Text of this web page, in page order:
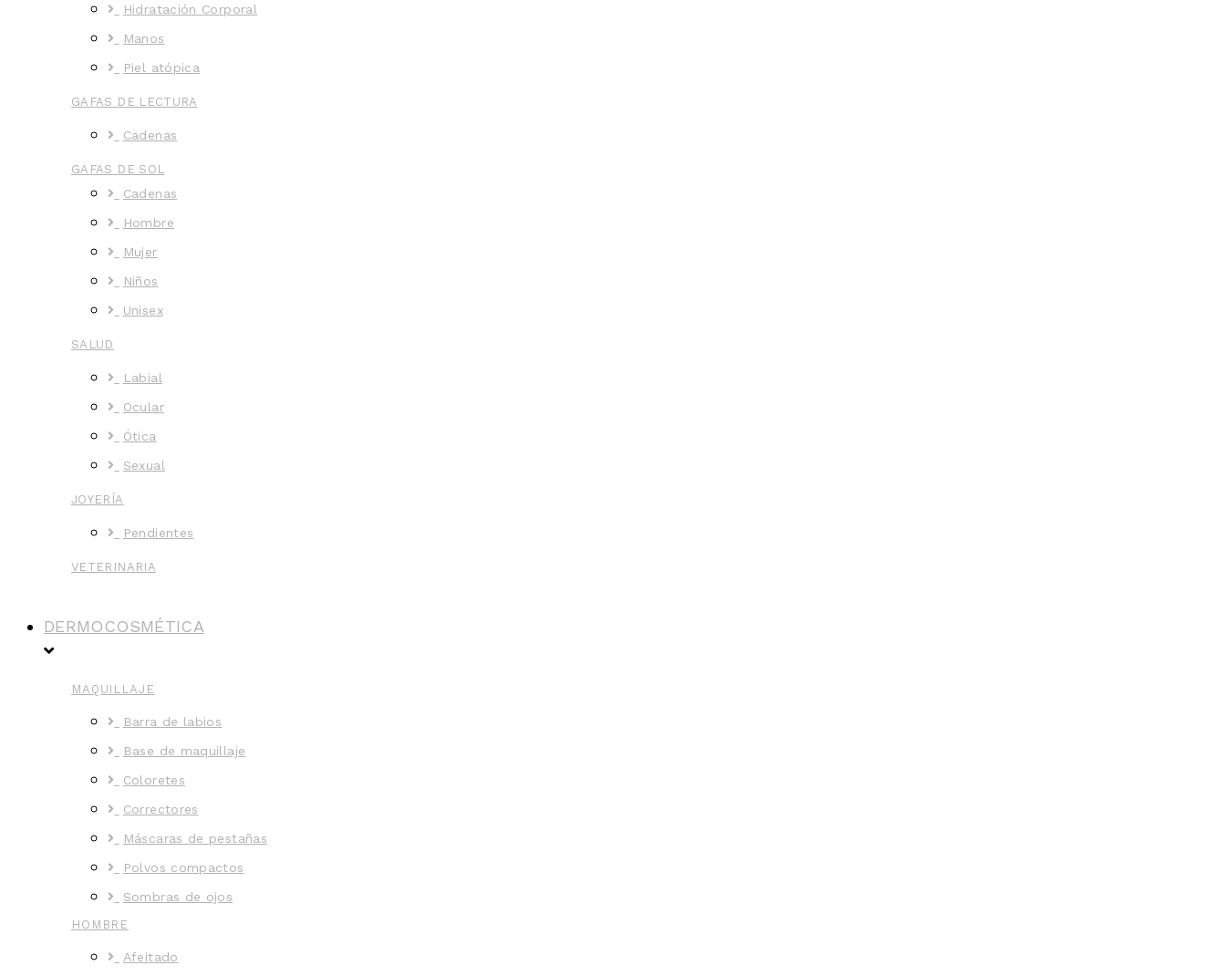
Hidratación Corporal
Manos
Piel atópica
GAFAS DE LECTURA
Cadenas
GAFAS DE SOL
Cadenas
Hombre
Mujer
Niños
Unisex
SALUD
Labial
Ocular
Ótica
Sexual
JOYERÍA
Pendientes
VETERINARIA
DERMOCOSMÉTICA
MAQUILLAJE
Barra de labios
Base de maquillaje
Coloretes
Correctores
Máscaras de pestañas
Polvos compactos
Sombras de ojos
HOMBRE
Afeitado